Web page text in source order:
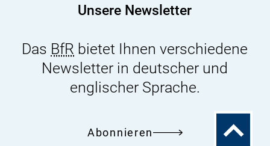
Unsere Newsletter
Das BfR bietet Ihnen verschiedene
Newsletter in deutscher und
englischer Sprache.
Abonnieren
Zum